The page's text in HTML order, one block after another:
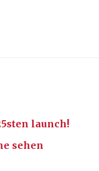
launch!
sehen